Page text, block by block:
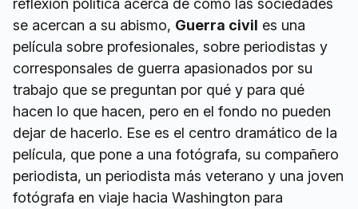
reflexión política acerca de cómo las sociedades
se acercan a su abismo, Guerra civil es una
película sobre profesionales, sobre periodistas y
corresponsales de guerra apasionados por su
trabajo que se preguntan por qué y para qué
hacen lo que hacen, pero en el fondo no pueden
dejar de hacerlo. Ese es el centro dramático de la
película, que pone a una fotógrafa, su compañero
periodista, un periodista más veterano y una joven
fotógrafa en viaje hacia Washington para